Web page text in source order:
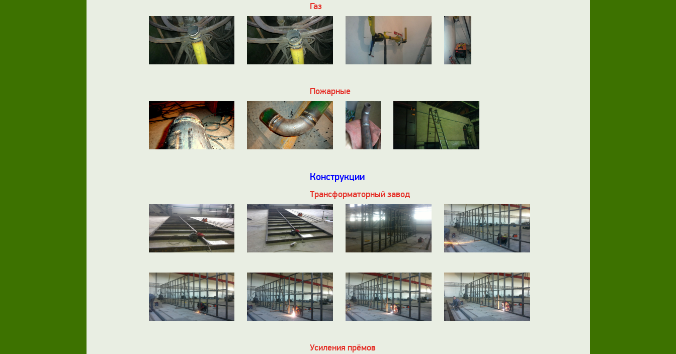
Газ
Пожарные
Конструкции
Трансформаторный завод
Усиления прёмов